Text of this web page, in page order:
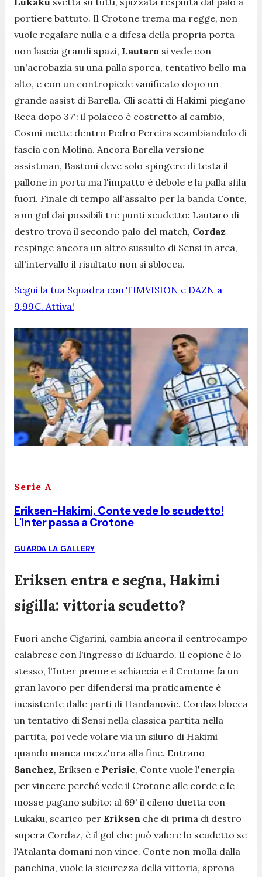
portiere battuto. Il Crotone trema ma regge, non
vuole regalare nulla e a difesa della propria porta
non lascia grandi spazi, Lautaro si vede con
un'acrobazia su una palla sporca, tentativo bello ma
alto, e con un contropiede vanificato dopo un
grande assist di Barella. Gli scatti di Hakimi piegano
Reca dopo 37': il polacco è costretto al cambio,
Cosmi mette dentro Pedro Pereira scambiandolo di
fascia con Molina. Ancora Barella versione
assistman, Bastoni deve solo spingere di testa il
pallone in porta ma l'impatto è debole e la palla sfila
fuori. Finale di tempo all'assalto per la banda Conte,
a un gol dai possibili tre punti scudetto: Lautaro di
destro trova il secondo palo del match, Cordaz
respinge ancora un altro sussulto di Sensi in area,
all'intervallo il risultato non si sblocca.
Segui la tua Squadra con TIMVISION e DAZN a
9,99€. Attiva!
Serie A
Eriksen-Hakimi, Conte vede lo scudetto!
L'Inter passa a Crotone
GUARDA LA GALLERY
Eriksen entra e segna, Hakimi
sigilla: vittoria scudetto?
Fuori anche Cigarini, cambia ancora il centrocampo
calabrese con l'ingresso di Eduardo. Il copione è lo
stesso, l'Inter preme e schiaccia e il Crotone fa un
gran lavoro per difendersi ma praticamente è
inesistente dalle parti di Handanovic. Cordaz blocca
un tentativo di Sensi nella classica partita nella
partita, poi vede volare via un siluro di Hakimi
quando manca mezz'ora alla fine. Entrano
Sanchez, Eriksen e Perisic, Conte vuole l'energia
per vincere perché vede il Crotone alle corde e le
mosse pagano subito: al 69' il cileno duetta con
Lukaku, scarico per Eriksen che di prima di destro
supera Cordaz, è il gol che può valere lo scudetto se
l'Atalanta domani non vince. Conte non molla dalla
panchina, vuole la sicurezza della vittoria, sprona